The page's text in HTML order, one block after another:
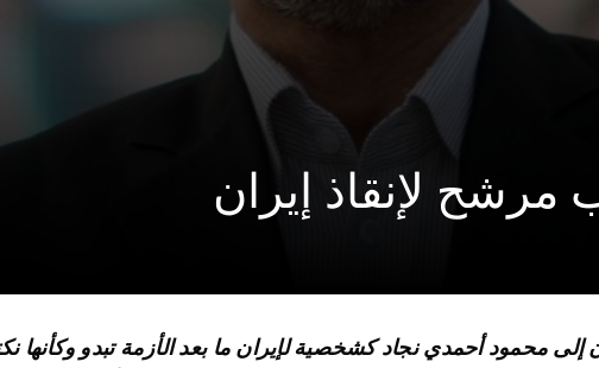
مرشح لإنقاذ إيران
إلى محمود أحمدي نجاد كشخصية لإيران ما بعد الأزمة تبدو وكأنها